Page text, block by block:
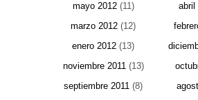
mayo 2012(11) abril
marzo 2012 (12)
enero 2012 (13)
noviembre 2011(13)
septiembre 2011 (8)